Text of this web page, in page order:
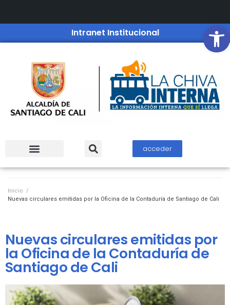
Intranet Institucional
acceder
Inicio /
Nuevas circulares emitidas por la Oficina de la Contaduría de Santiago de Cali
Nuevas circulares emitidas por
la Oficina de la Contaduría de
Santiago de Cali